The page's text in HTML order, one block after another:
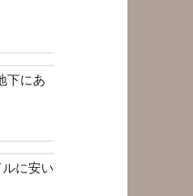
下にあ
に安い